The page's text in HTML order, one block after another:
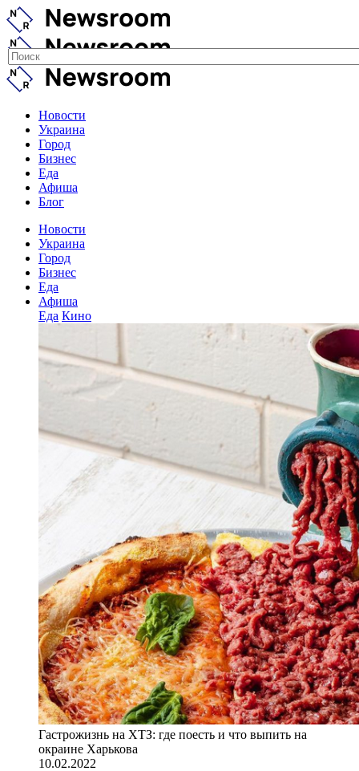
Новости
Украина
Город
Бизнес
Еда
Афиша
Блог
Новости
Украина
Город
Бизнес
Еда
Афиша
Еда Кино
Гастрожизнь на ХТЗ: где поесть и что выпить на
окраине Харькова
10.02.2022